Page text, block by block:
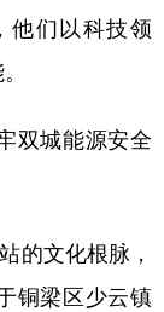
他们以科技领
双城能源安全
的文化根脉，
铜梁区少云镇